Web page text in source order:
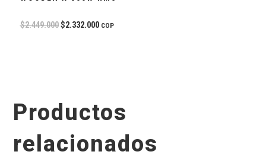
$2.449.000 $2.332.000 COP
Productos
relacionados